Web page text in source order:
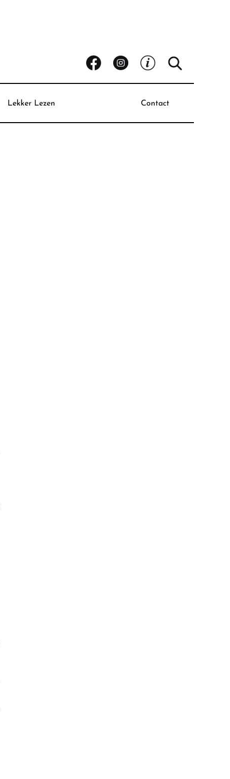
Lekker Lezen Contact